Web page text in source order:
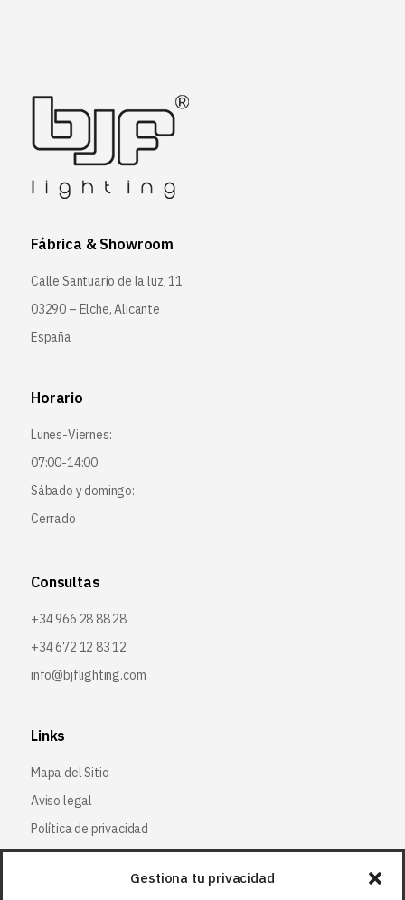
Gestiona tu privacidad
Fábrica & Showroom
Calle Santuario de la luz, 11
03290 – Elche, Alicante
España
Horario
Lunes-Viernes:
07:00-14:00
Sábado y domingo:
Cerrado
Consultas
+34 966 28 88 28
+34 672 12 83 12
info@bjflighting.com
Links
Mapa del Sitio
Aviso legal
Política de privacidad
Política de cookies